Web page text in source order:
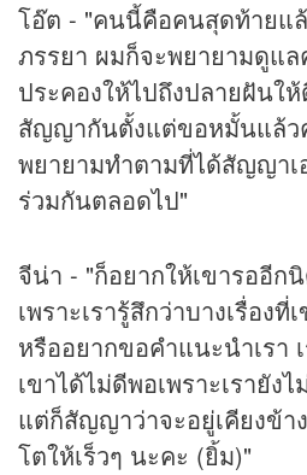
โอ๊ต - "คนนี้คือคนสุดท้ายแ
ภรรยา ผมก็จะพยายามดูแ
ประคองให้ไปถึงปลายฝันให้
สัญญากันตั้งแต่ขอหมั้นแล้ว
พยายามทำตามที่ได้สัญญาเ
ร่วมกันตลอดไป"
จีน่า - "ก็อยากให้เขารออีก
เพราะเรารู้สึกว่าบางเรื่องที่
หรืออยากขอคำแนะนำเรา
เขาได้ไม่ดีพอเพราะเรายั
แต่ก็สัญญาว่าจะอยู่เคียงข้า
โตให้เร็วๆ นะคะ (ยิ้ม)"